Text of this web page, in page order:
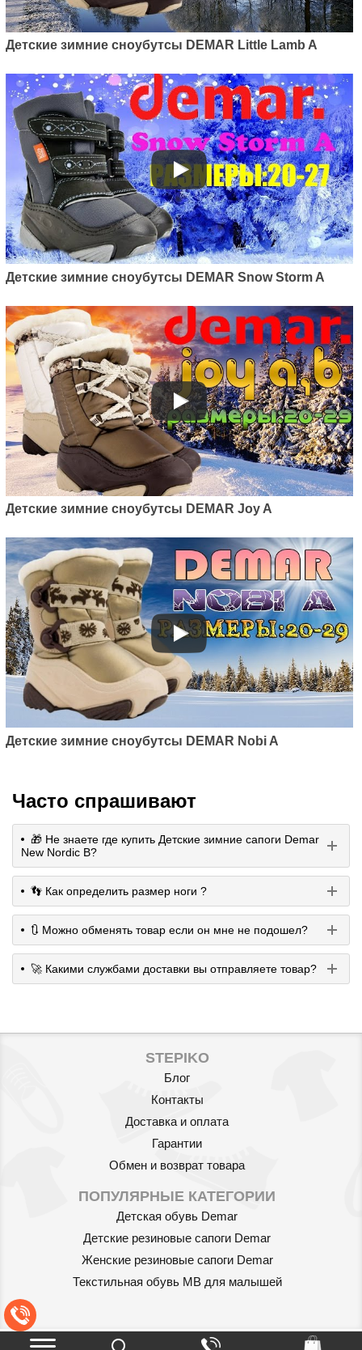
Детские зимние сноубутсы DEMAR Little Lamb A
Детские зимние сноубутсы DEMAR Snow Storm A
Детские зимние сноубутсы DEMAR Joy A
Детские зимние сноубутсы DEMAR Nobi A
Часто спрашивают
🎁 Не знаете где купить Детские зимние сапоги Demar
New Nordic B?
👣 Как определить размер ноги ?
🔃 Можно обменять товар если он мне не подошел?
🚀 Какими службами доставки вы отправляете товар?
STEPIKO
Блог
Контакты
Доставка и оплата
Гарантии
Обмен и возврат товара
ПОПУЛЯРНЫЕ КАТЕГОРИИ
Детская обувь Demar
Детские резиновые сапоги Demar
Женские резиновые сапоги Demar
Текстильная обувь MB для малышей